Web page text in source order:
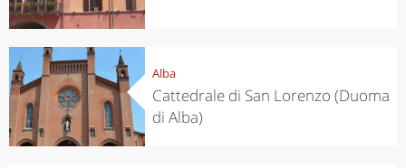
Alba
Cattedrale di San Lorenzo (Duoma
di Alba)